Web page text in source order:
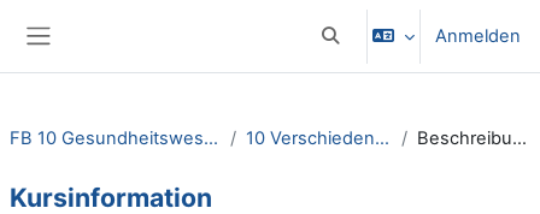
Sucheingabe umschalten
Anmelden
FB 10 Gesundheitswesen 10 Verschiedenes Beschreibung
Kursinformation